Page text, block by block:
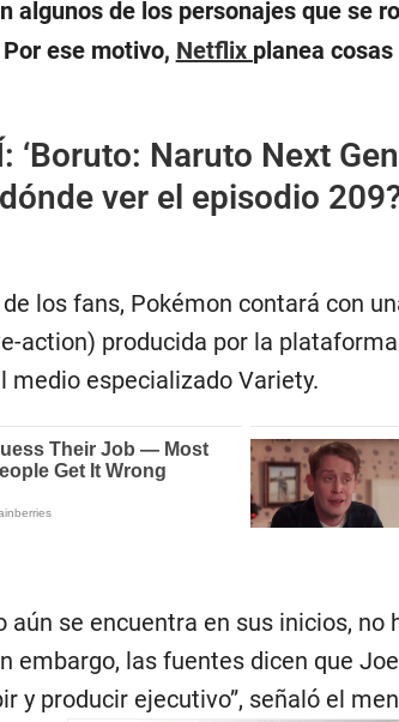
algunos de los personajes que se
ese motivo, Netflix planea
‘Boruto: Naruto Next
ver el episodio
los fans, Pokémon contará con
action) producida por la
medio especializado Variety.
aún se encuentra en sus inicios,
embargo, las fuentes dicen que
y producir ejecutivo”, señaló el